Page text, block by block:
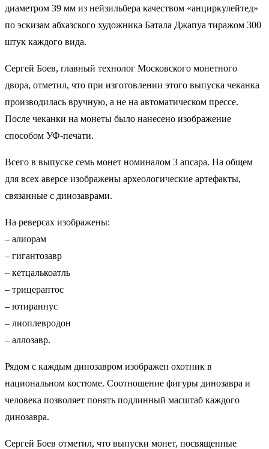
диаметром 39 мм из нейзильбера качеством «анциркулейтед»
по эскизам абхазского художника Батала Джапуа тиражом 300
штук каждого вида.
Сергей Боев, главный технолог Московского монетного
двора, отметил, что при изготовлении этого выпуска чеканка
производилась вручную, а не на автоматическом прессе.
После чеканки на монеты было нанесено изображение
способом УФ-печати.
Всего в выпуске семь монет номиналом 3 апсара. На общем
для всех аверсе изображены археологические артефакты,
связанные с динозаврами.
На реверсах изображены:
– алиорам
– гигантозавр
– кетцалькоатль
– трицераптос
– ютираннус
– лиоплевродон
– аллозавр.
Рядом с каждым динозавром изображен охотник в
национальном костюме. Соотношение фигуры динозавра и
человека позволяет понять подлинный масштаб каждого
динозавра.
Сергей Боев отметил, что выпуски монет, посвященные